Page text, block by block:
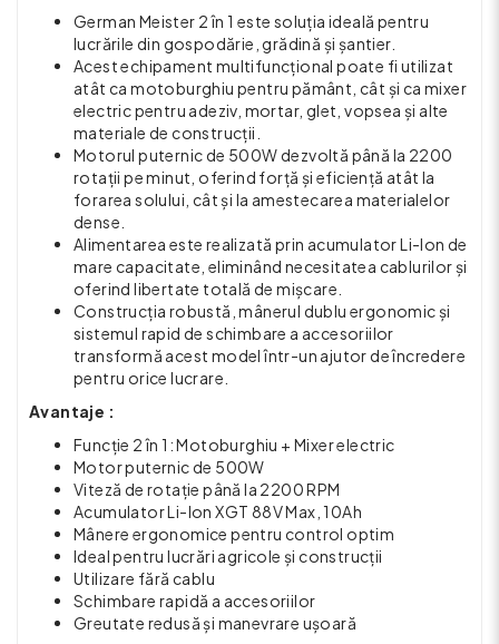
German Meister 2 în 1 este soluția ideală pentru
lucrările din gospodărie, grădină și șantier.
Acest echipament multifuncțional poate fi utilizat
atât ca motoburghiu pentru pământ, cât și ca mixer
electric pentru adeziv, mortar, glet, vopsea și alte
materiale de construcții.
Motorul puternic de 500W dezvoltă până la 2200
rotații pe minut, oferind forță și eficiență atât la
forarea solului, cât și la amestecarea materialelor
dense.
Alimentarea este realizată prin acumulator Li-Ion de
mare capacitate, eliminând necesitatea cablurilor și
oferind libertate totală de mișcare.
Construcția robustă, mânerul dublu ergonomic și
sistemul rapid de schimbare a accesoriilor
transformă acest model într-un ajutor de încredere
pentru orice lucrare.
Avantaje :
Funcție 2 în 1: Motoburghiu + Mixer electric
Motor puternic de 500W
Viteză de rotație până la 2200 RPM
Acumulator Li-Ion XGT 88V Max, 10Ah
Mânere ergonomice pentru control optim
Ideal pentru lucrări agricole și construcții
Utilizare fără cablu
Schimbare rapidă a accesoriilor
Greutate redusă și manevrare ușoară